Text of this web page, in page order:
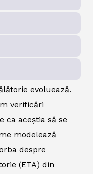
evoluează.
verificări
ca aceștia să se
modelează
despre
(ETA) din